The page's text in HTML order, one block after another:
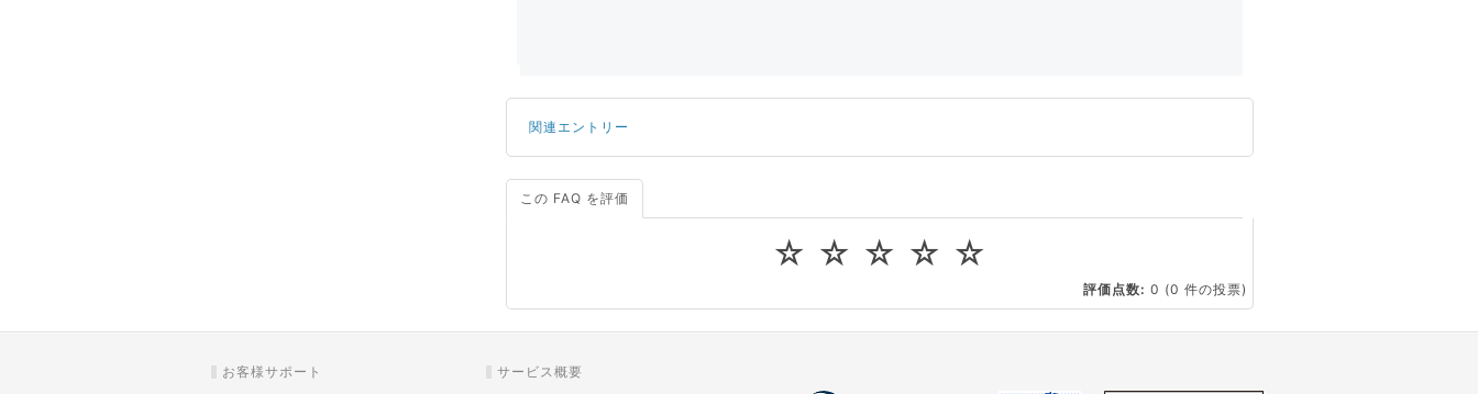
関連エントリー
サーバーが重いので調査してほしい
CPUやメモリをアップグレードしたい
この FAQ を評価
☆
☆
☆
☆
☆
評価点数: 0 (0 件の投票)
お客様サポート サービス概要